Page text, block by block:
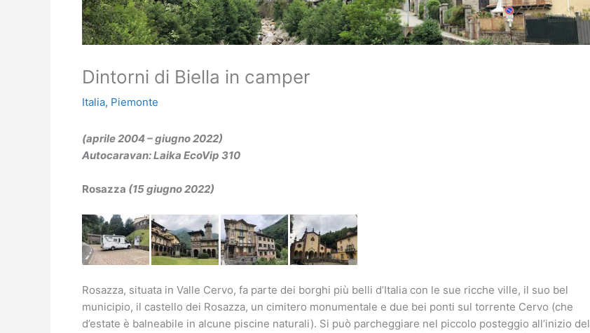
Dintorni di Biella in camper
Italia, Piemonte
(aprile 2004 – giugno 2022)
Autocaravan: Laika EcoVip 310
Rosazza (15 giugno 2022)
Rosazza, situata in Valle Cervo, fa parte dei borghi più belli d’Italia con le sue ricche ville, il suo bel
municipio, il castello dei Rosazza, un cimitero monumentale e due bei ponti sul torrente Cervo (che
d’estate è balneabile in alcune piscine naturali). Si può parcheggiare nel piccolo posteggio all’inizio del